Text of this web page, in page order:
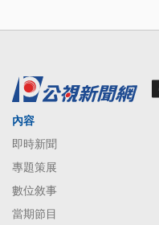
內容
即時新聞
專題策展
數位敘事
當期節目